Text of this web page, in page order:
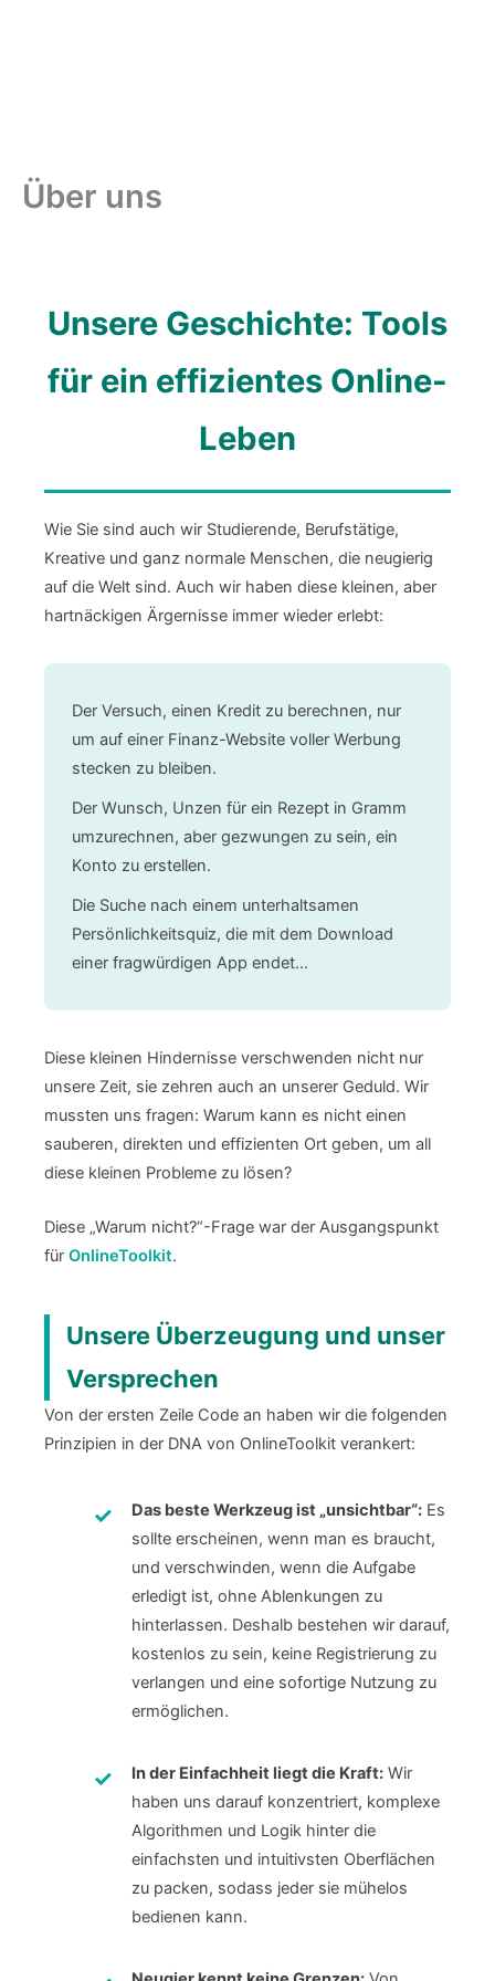
Über uns
Unsere Geschichte: Tools
für ein effizientes Online-
Leben
Wie Sie sind auch wir Studierende, Berufstätige,
Kreative und ganz normale Menschen, die neugierig
auf die Welt sind. Auch wir haben diese kleinen, aber
hartnäckigen Ärgernisse immer wieder erlebt:
Der Versuch, einen Kredit zu berechnen, nur
um auf einer Finanz-Website voller Werbung
stecken zu bleiben.
Der Wunsch, Unzen für ein Rezept in Gramm
umzurechnen, aber gezwungen zu sein, ein
Konto zu erstellen.
Die Suche nach einem unterhaltsamen
Persönlichkeitsquiz, die mit dem Download
einer fragwürdigen App endet…
Diese kleinen Hindernisse verschwenden nicht nur
unsere Zeit, sie zehren auch an unserer Geduld. Wir
mussten uns fragen: Warum kann es nicht einen
sauberen, direkten und effizienten Ort geben, um all
diese kleinen Probleme zu lösen?
Diese „Warum nicht?“-Frage war der Ausgangspunkt
für OnlineToolkit.
Unsere Überzeugung und unser
Versprechen
Von der ersten Zeile Code an haben wir die folgenden
Prinzipien in der DNA von OnlineToolkit verankert:
Das beste Werkzeug ist „unsichtbar“:Es
sollte erscheinen, wenn man es braucht,
und verschwinden, wenn die Aufgabe
erledigt ist, ohne Ablenkungen zu
hinterlassen. Deshalb bestehen wir darauf,
kostenlos zu sein, keine Registrierung zu
verlangen und eine sofortige Nutzung zu
ermöglichen.
In der Einfachheit liegt die Kraft:Wir
haben uns darauf konzentriert, komplexe
Algorithmen und Logik hinter die
einfachsten und intuitivsten Oberflächen
zu packen, sodass jeder sie mühelos
bedienen kann.